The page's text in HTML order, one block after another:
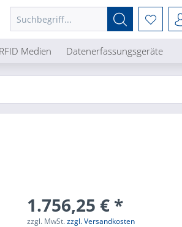
RFID Medien Datenerfassungsgeräte
1.756,25 € *
zzgl. MwSt.zzgl. Versandkosten